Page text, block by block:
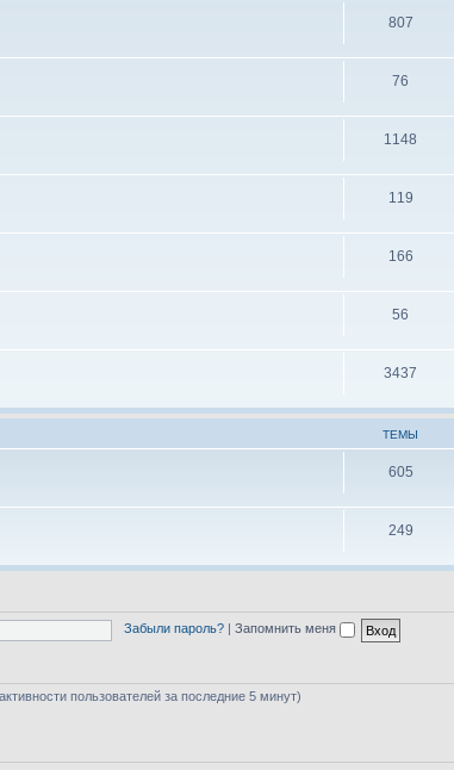
807
76
1148
119
166
56
3437
ТЕМЫ
605
249
Забыли пароль? Запомнить меня
пользователей за последние 5 минут)